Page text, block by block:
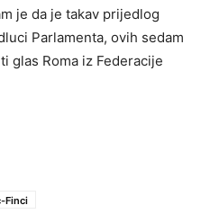
je da je takav prijedlog
Parlamenta, ovih sedam
glas Roma iz Federacije
Finci